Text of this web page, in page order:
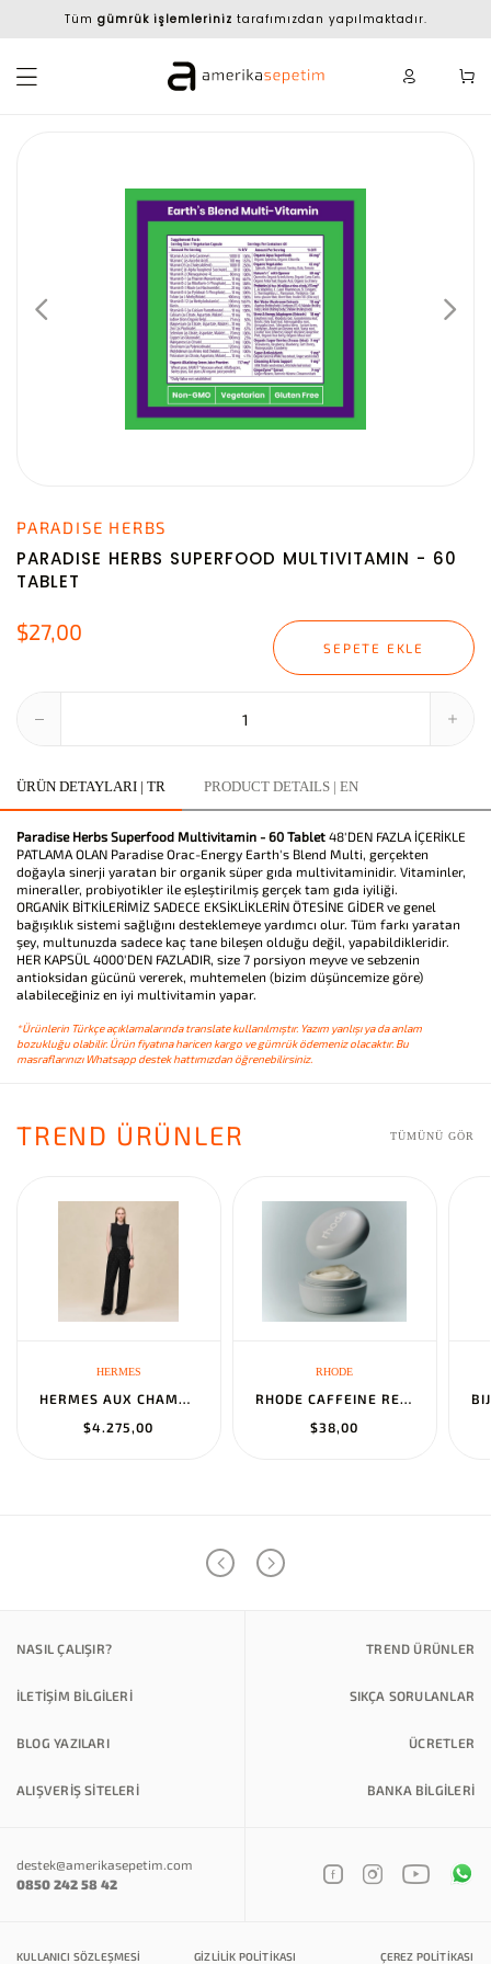
Tüm gümrük işlemleriniz tarafımızdan yapılmaktadır.
PARADISE HERBS
PARADISE HERBS SUPERFOOD MULTIVITAMIN - 60
TABLET
$27,00
SEPETE EKLE
ÜRÜN DETAYLARI | TR PRODUCT DETAILS | EN
Paradise Herbs Superfood Multivitamin - 60 Tablet 48'DEN FAZLA İÇERİKLE
PATLAMA OLAN Paradise Orac-Energy Earth's Blend Multi, gerçekten
doğayla sinerji yaratan bir organik süper gıda multivitaminidir. Vitaminler,
mineraller, probiyotikler ile eşleştirilmiş gerçek tam gıda iyiliği.
ORGANİK BİTKİLERİMİZ SADECE EKSİKLİKLERİN ÖTESİNE GİDER ve genel
bağışıklık sistemi sağlığını desteklemeye yardımcı olur. Tüm farkı yaratan
şey, multunuzda sadece kaç tane bileşen olduğu değil, yapabildikleridir.
HER KAPSÜL 4000'DEN FAZLADIR, size 7 porsiyon meyve ve sebzenin
antioksidan gücünü vererek, muhtemelen (bizim düşüncemize göre)
alabileceğiniz en iyi multivitamin yapar.
*Ürünlerin Türkçe açıklamalarında translate kullanılmıştır. Yazım yanlışı ya da anlam
bozukluğu olabilir. Ürün fiyatına haricen kargo ve gümrük ödemeniz olacaktır. Bu
masraflarınızı Whatsapp destek hattımızdan öğrenebilirsiniz.
TREND ÜRÜNLER TÜMÜNÜ GÖR
HERMES
HERMES AUX CHAMPS EN FLEURS" PANTS NOIR
$4.275,00
RHODE
RHODE CAFFEINE RESET SCULPTING CREAM MASK
$38,00
NASIL ÇALIŞIR? TREND ÜRÜNLER
İLETİŞİM BİLGİLERİ SIKÇA SORULANLAR
BLOG YAZILARI ÜCRETLER
ALIŞVERİŞ SİTELERİ BANKA BILGILERI
destek@amerikasepetim.com
0850 242 58 42
KULLANICI SÖZLEŞMESI GIZLILIK POLITIKASI ÇEREZ POLITIKASI